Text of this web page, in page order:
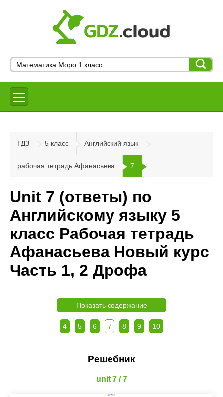
ГДЗ 5 класс Английский язык
рабочая тетрадь Афанасьева 7
Unit 7 (ответы) по
Английскому языку 5
класс Рабочая тетрадь
Афанасьева Новый курс
Часть 1, 2 Дрофа
Показать содержание
4 5 6 7 8 9 10
Решебник
unit 7 / 7